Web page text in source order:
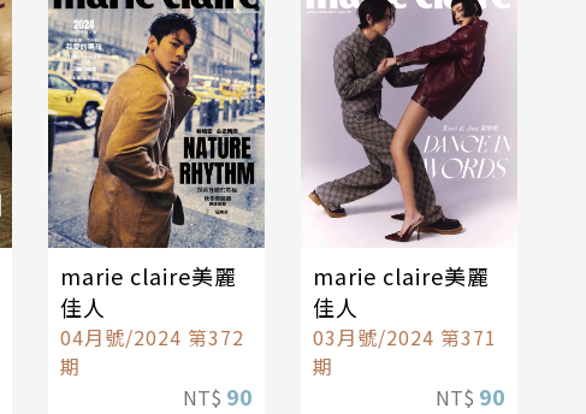
marie claire美麗
佳人
04月號/2024 第372
期
NT$ 90
marie claire美麗
佳人
03月號/2024 第371
期
NT$ 90